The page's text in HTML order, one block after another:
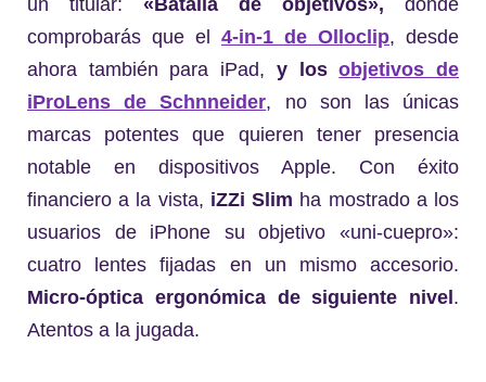
comprobarás que el 4-in-1 de Olloclip, desde
ahora también para iPad, y losobjetivos de
iProLens de Schnneider, no son las únicas
marcas potentes que quieren tener presencia
notable en dispositivos Apple. Con éxito
financiero a la vista, iZZi Slim ha mostrado a los
usuarios de iPhone su objetivo «uni-cuepro»:
cuatro lentes fijadas en un mismo accesorio.
Micro-óptica ergonómica de siguiente nivel.
Atentos a la jugada.